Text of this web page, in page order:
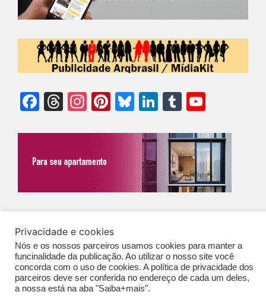
Facebook
Threads
Instagram
Pinterest
Bluesky
LinkedIn
Tumblr
Expediente | Contato | Newsletter
GERAIS DE PUBLICAÇÃO (CGP)
Privacidade e cookies
Nós e os nossos parceiros usamos cookies para manter a
funcinalidade da publicação. Ao utilizar o nosso site você
concorda com o uso de cookies. A política de privacidade dos
parceiros deve ser conferida no endereço de cada um deles,
a nossa está na aba "Saiba+mais".